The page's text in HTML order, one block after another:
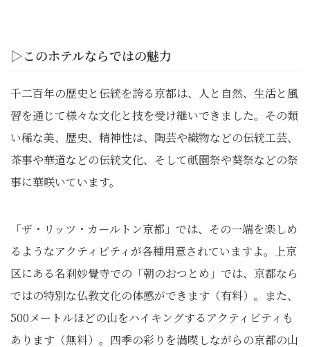
▷このホテルならではの魅力
千二百年の歴史と伝統を誇る京都は、人と自然、生活と風
習を通じて様々な文化と技を受け継いできました。その類
い稀な美、歴史、精神性は、陶芸や織物などの伝統工芸、
茶事や華道などの伝統文化、そして祇園祭や葵祭などの祭
事に華咲いています。
「ザ・リッツ・カールトン京都」では、その一端を楽しめ
るようなアクティビティが各種用意されていますよ。上京
区にある名刹妙覺寺での「朝のおつとめ」では、京都なら
ではの特別な仏教文化の体感ができます（有料）。また、
500メートルほどの山をハイキングするアクティビティも
あります（無料）。四季の彩りを満喫しながらの京都の山